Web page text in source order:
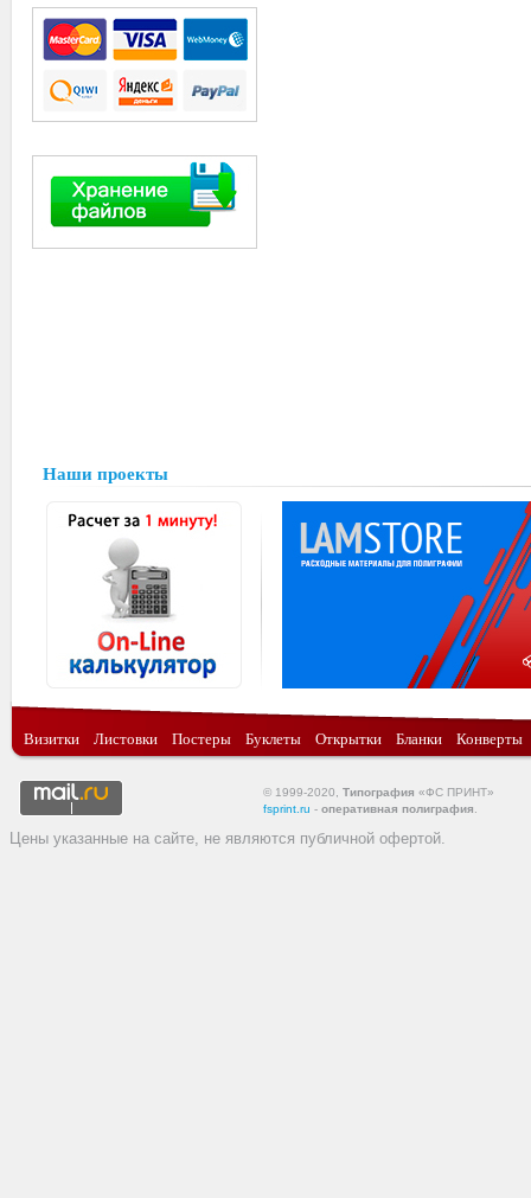
Наши проекты
Визитки Листовки Постеры Буклеты Открытки Бланки Конверты
© 1999-2020, Типография «ФС ПРИНТ»
fsprint.ru - оперативная полиграфия
Цены указанные на сайте, не являются публичной офертой.